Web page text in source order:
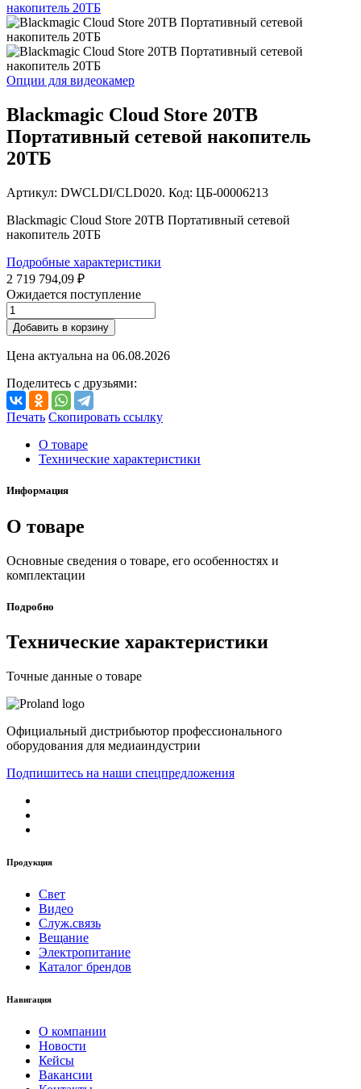
Опции для видеокамер
Blackmagic Cloud Store 20TB
Портативный сетевой накопитель
20ТБ
Артикул: DWCLDI/CLD020. Код: ЦБ-00006213
Blackmagic Cloud Store 20TB Портативный сетевой
накопитель 20ТБ
Подробные характеристики
2 719 794,09 ₽
Ожидается поступление
Добавить в корзину
Цена актуальна на 06.08.2026
Поделитесь с друзьями:
Печать Скопировать ссылку
О товаре
Технические характеристики
Информация
О товаре
Основные сведения о товаре, его особенностях и
комплектации
Подробно
Технические характеристики
Точные данные о товаре
Официальный дистрибьютор профессионального
оборудования для медиаиндустрии
Подпишитесь на наши спецпредложения
Продукция
Свет
Видео
Служ.связь
Вещание
Электропитание
Каталог брендов
Навигация
О компании
Новости
Кейсы
Вакансии